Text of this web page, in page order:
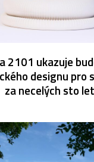
2101 ukazuje
designu pro
za necelých sto let